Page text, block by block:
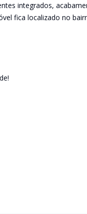
integrados,
fica localizado no